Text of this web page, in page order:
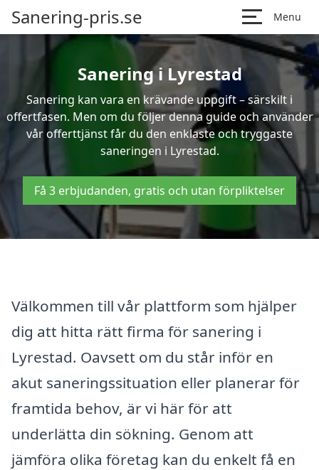
Sanering-pris.se Menu
Sanering i Lyrestad
Sanering kan vara en krävande uppgift – särskilt i
offertfasen. Men om du följer denna guide och använder
vår offerttjänst får du den enklaste och tryggaste
saneringen i Lyrestad.
Få 3 erbjudanden, gratis och utan förpliktelser
Välkommen till vår plattform som hjälper
dig att hitta rätt firma för sanering i
Lyrestad. Oavsett om du står inför en
akut saneringssituation eller planerar för
framtida behov, är vi här för att
underlätta din sökning. Genom att
jämföra olika företag kan du enkelt få en